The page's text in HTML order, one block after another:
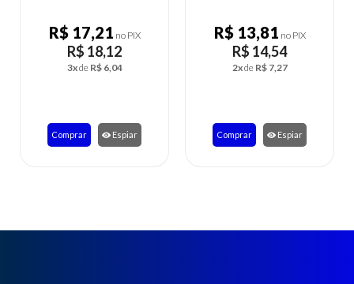
R$ 13,81no PIX
R$ 14,54
2x deR$ 7,27
Comprar Espiar
R$ 9,87no PIX
R$ 10,39
2x deR$ 5,19
Comprar Espiar